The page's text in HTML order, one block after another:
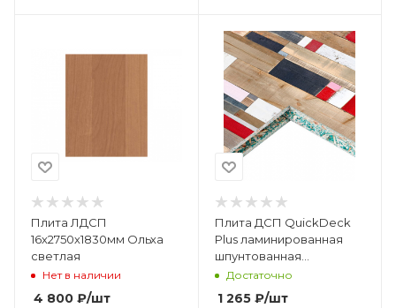
Плита ЛДСП
16х2750х1830мм Ольха
светлая
Нет в наличии
4 800 ₽/шт
Плита ДСП QuickDeck
Plus ламинированная
шпунтованная
влагостойкая P5 Е1
1200х900х16 Нью Порт
Достаточно
1 265₽/шт